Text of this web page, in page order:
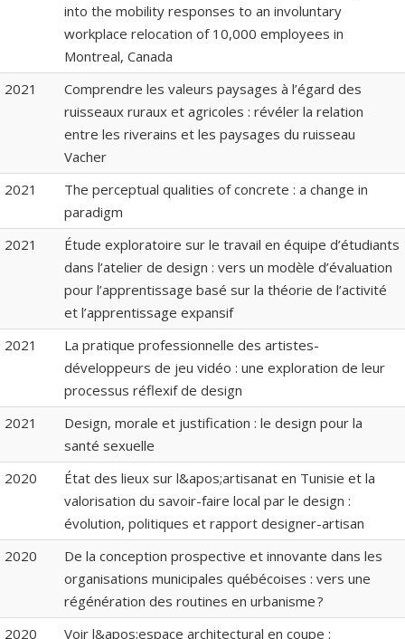
into the mobility responses to an involuntary
workplace relocation of 10,000 employees in
Montreal, Canada
2021
Comprendre les valeurs paysages à l’égard des
ruisseaux ruraux et agricoles : révéler la relation
entre les riverains et les paysages du ruisseau
Vacher
2021
The perceptual qualities of concrete : a change in
paradigm
2021
Étude exploratoire sur le travail en équipe d’étudiants
dans l’atelier de design : vers un modèle d’évaluation
pour l’apprentissage basé sur la théorie de l’activité
et l’apprentissage expansif
2021
La pratique professionnelle des artistes-
développeurs de jeu vidéo : une exploration de leur
processus réflexif de design
2021
Design, morale et justification : le design pour la
santé sexuelle
2020
État des lieux sur l&apos;artisanat en Tunisie et la
valorisation du savoir-faire local par le design :
évolution, politiques et rapport designer-artisan
2020
De la conception prospective et innovante dans les
organisations municipales québécoises : vers une
régénération des routines en urbanisme ?
2020
Voir l&apos;espace architectural en coupe :